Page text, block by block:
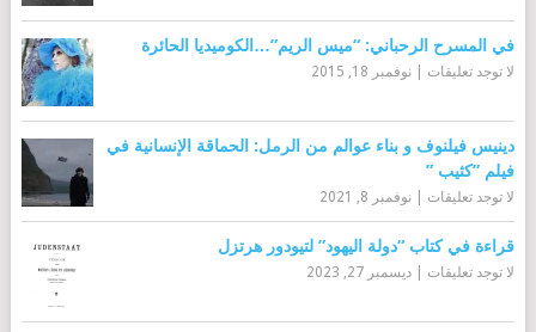
في المسرح الرحباني: “ميس الريم”…الكوميديا الحائرة
لا توجد تعليقات نوفمبر 18, 2015
دينيس فيلنوف و بناء عوالم من الرمل: الحماقة الإنسانية في
فيلم ”كثيب ”
لا توجد تعليقات نوفمبر 8, 2021
قراءة في كتاب “دولة اليهود” لتيودور هرتزل
لا توجد تعليقات ديسمبر 27, 2023